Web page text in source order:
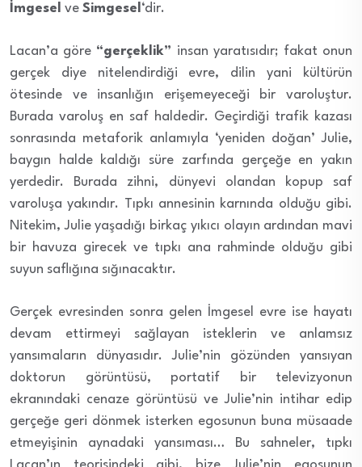
İmgesel ve Simgesel ‘dir.
Lacan’a göre “gerçeklik” insan yaratısıdır; fakat onun
gerçek diye nitelendirdiği evre, dilin yani kültürün
ötesinde ve insanlığın erişemeyeceği bir varoluştur.
Burada varoluş en saf haldedir. Geçirdiği trafik kazası
sonrasında metaforik anlamıyla ‘yeniden doğan’ Julie,
baygın halde kaldığı süre zarfında gerçeğe en yakın
yerdedir. Burada zihni, dünyevi olandan kopup saf
varoluşa yakındır. Tıpkı annesinin karnında olduğu gibi.
Nitekim, Julie yaşadığı birkaç yıkıcı olayın ardından mavi
bir havuza girecek ve tıpkı ana rahminde olduğu gibi
suyun saflığına sığınacaktır.
Gerçek evresinden sonra gelen İmgesel evre ise hayatı
devam ettirmeyi sağlayan isteklerin ve anlamsız
yansımaların dünyasıdır. Julie’nin gözünden yansıyan
doktorun görüntüsü, portatif bir televizyonun
ekranındaki cenaze görüntüsü ve Julie’nin intihar edip
gerçeğe geri dönmek isterken egosunun buna müsaade
etmeyişinin aynadaki yansıması… Bu sahneler, tıpkı